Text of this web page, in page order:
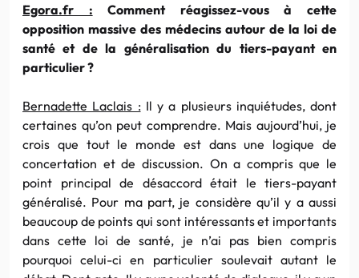
Egora.fr : Comment réagissez-vous à cette
opposition massive des médecins autour de la loi de
santé et de la généralisation du tiers-payant en
particulier ?
Bernadette Laclais :Il y a plusieurs inquiétudes, dont
certaines qu’on peut comprendre. Mais aujourd’hui, je
crois que tout le monde est dans une logique de
concertation et de discussion. On a compris que le
point principal de désaccord était le tiers-payant
généralisé. Pour ma part, je considère qu’il y a aussi
beaucoup de points qui sont intéressants et importants
dans cette loi de santé, je n’ai pas bien compris
pourquoi celui-ci en particulier soulevait autant le